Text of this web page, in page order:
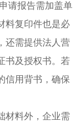
请报告需加盖单
料复印件也是必
还需提供法人营
书及授权书。若
信用背书，确保
料外，企业需